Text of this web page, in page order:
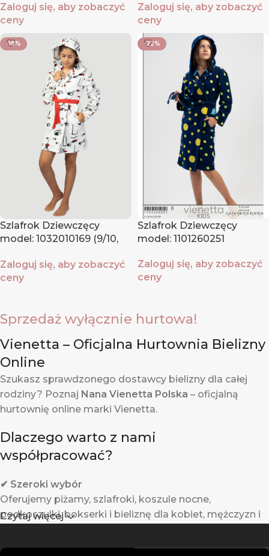
Zaloguj się, aby zobaczyć
ceny
Zaloguj się, aby zobaczyć
ceny
-18%
Szlafrok Dziewczęcy
model: 1032010169 (9/10,
Zaloguj się, aby zobaczyć
ceny
-22%
Szlafrok Dziewczęcy
model: 1101260251
Zaloguj się, aby zobaczyć
ceny
Sprzedaż wyłącznie hurtowa!
Vienetta – Oficjalna Hurtownia Bielizny
Online
Szukasz sprawdzonego dostawcy bielizny dla całej
rodziny? Poznaj Nana Vienetta Polska – oficjalną
hurtownię online marki Vienetta.
Dlaczego warto z nami
współpracować?
✔ Szeroki wybór
Oferujemy piżamy, szlafroki, koszule nocne,
podkoszulki, bokserki i bieliznę dla kobiet, mężczyzn i
Czytaj więcej